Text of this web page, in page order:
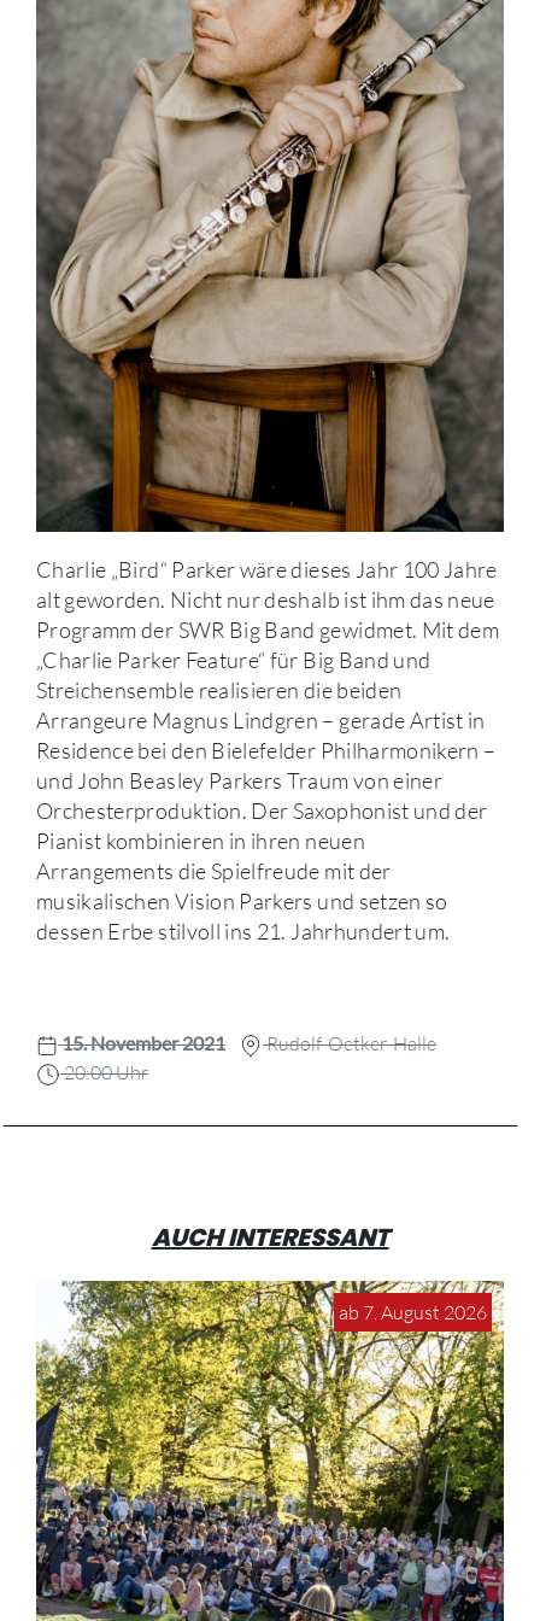
Charlie „Bird“ Parker wäre dieses Jahr 100 Jahre
alt geworden. Nicht nur deshalb ist ihm das neue
Programm der SWR Big Band gewidmet. Mit dem
„Charlie Parker Feature“ für Big Band und
Streichensemble realisieren die beiden
Arrangeure Magnus Lindgren – gerade Artist in
Residence bei den Bielefelder Philharmonikern –
und John Beasley Parkers Traum von einer
Orchesterproduktion. Der Saxophonist und der
Pianist kombinieren in ihren neuen
Arrangements die Spielfreude mit der
musikalischen Vision Parkers und setzen so
dessen Erbe stilvoll ins 21. Jahrhundert um.
15. November 2021
Rudolf-Oetker-Halle
20:00 Uhr
AUCH INTERESSANT
ab 7. August 2026